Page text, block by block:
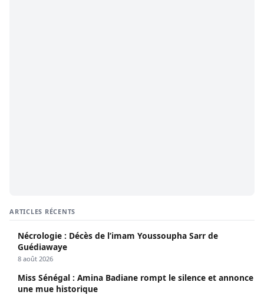
ARTICLES RÉCENTS
Nécrologie : Décès de l’imam Youssoupha Sarr de
Guédiawaye
8 août 2026
Miss Sénégal : Amina Badiane rompt le silence et annonce
une mue historique